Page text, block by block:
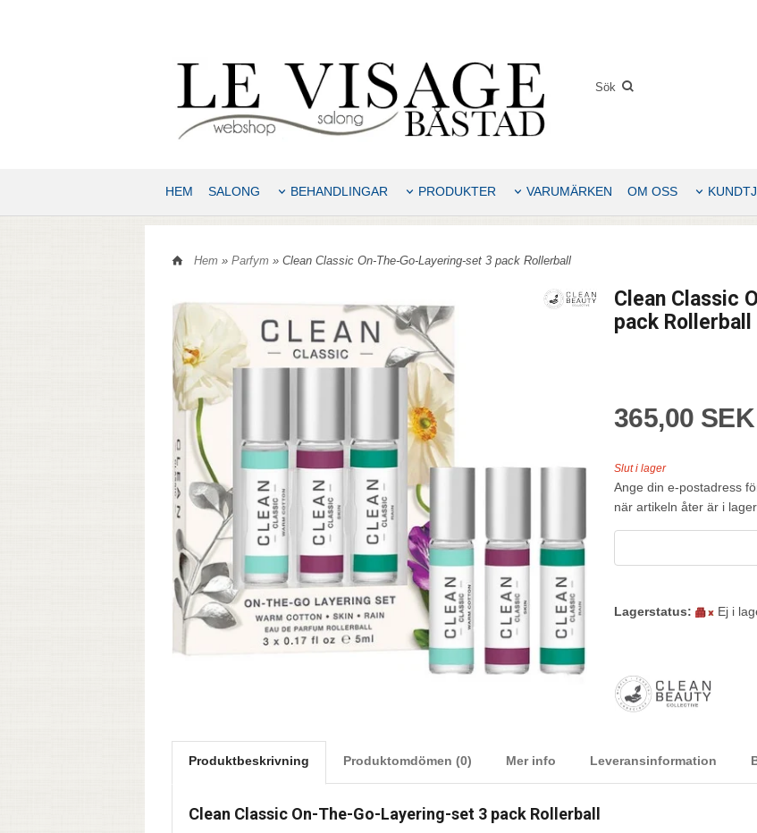
HEM SALONG BEHANDLINGAR PRODUKTER VARUMÄRKEN OM OSS
Hem » Parfym » Clean Classic On-The-Go-Layering-set 3 pack Rollerball
Clean Classic
pack Rollerball
365,00 SEK
Slut i lager
Ange din e-postadress
när artikeln åter är i lager.
Lagerstatus: Ej i
Produktbeskrivning Produktomdömen (0) Mer info Leveransinformation
Clean Classic On-The-Go-Layering-set 3 pack Rollerball